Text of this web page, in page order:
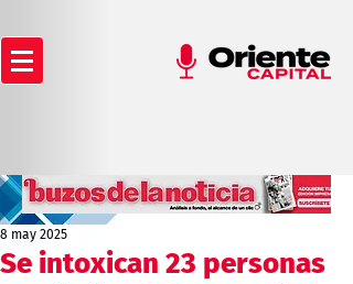
Se intoxican 23 personas
8 may 2025